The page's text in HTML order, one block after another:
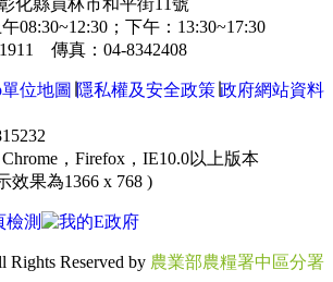
化縣員林市和平街11號
08:30~12:30；下午：13:30~17:30
傳真：04-8342408
單位地圖 隱私權及安全政策 政府網站資料
，Firefox，IE10.0以上版本
效果為1366 x 768 )
Rights Reserved by 農業部農糧署中區分署